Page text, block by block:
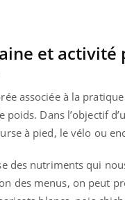
et activité
associée à la
Dans l’objectif
à pied, le vélo ou
des nutriments qui
des menus, on peut